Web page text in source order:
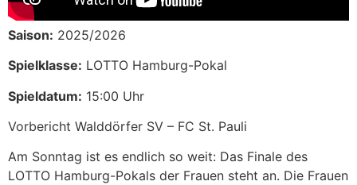
Saison: 2025/2026
Spielklasse: LOTTO Hamburg-Pokal
Spieldatum: 15:00 Uhr
Vorbericht Walddörfer SV – FC St. Pauli
Am Sonntag ist es endlich so weit: Das Finale des
LOTTO Hamburg-Pokals der Frauen steht an. Die Frauen